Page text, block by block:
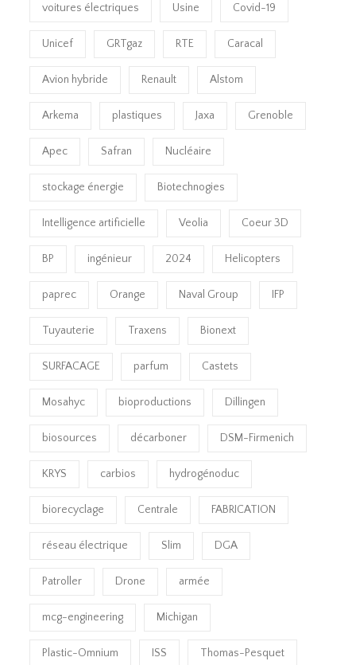
voitures électriques Usine Covid-19
Unicef GRTgaz RTE Caracal
Avion hybride Renault Alstom
Arkema plastiques Jaxa Grenoble
Apec Safran Nucléaire
stockage énergie Biotechnogies
Intelligence artificielle Veolia Coeur 3D
BP ingénieur 2024 Helicopters
paprec Orange Naval Group IFP
Tuyauterie Traxens Bionext
SURFACAGE parfum Castets
Mosahyc bioproductions Dillingen
biosources décarboner DSM-Firmenich
KRYS carbios hydrogénoduc
biorecyclage Centrale FABRICATION
réseau électrique Slim DGA
Patroller Drone armée
mcg-engineering Michigan
Plastic-Omnium ISS Thomas-Pesquet